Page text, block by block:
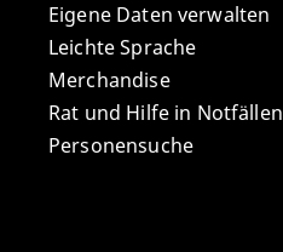
Eigene Daten verwalten
Leichte Sprache
Merchandise
Rat und Hilfe in Notfällen
Personensuche